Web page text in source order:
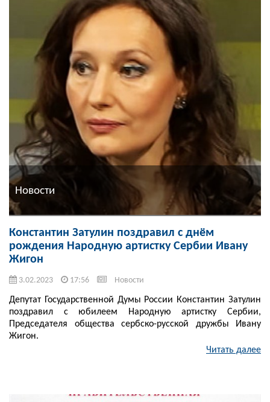
Новости
Константин Затулин поздравил с днём
рождения Народную артистку Сербии Ивану
Жигон
3.02.2023 17:56 Новости
Депутат Государственной Думы России Константин Затулин
поздравил с юбилеем Народную артистку Сербии,
Председателя общества сербско-русской дружбы Ивану
Жигон.
Читать далее